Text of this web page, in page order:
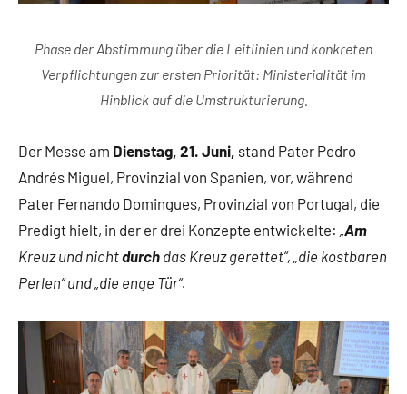
Phase der Abstimmung über die Leitlinien und konkreten
Verpflichtungen zur ersten Priorität: Ministerialität im
Hinblick auf die Umstrukturierung.
Der Messe am Dienstag, 21. Juni, stand Pater Pedro
Andrés Miguel, Provinzial von Spanien, vor, während
Pater Fernando Domingues, Provinzial von Portugal, die
Predigt hielt, in der er drei Konzepte entwickelte: „Am
Kreuz und nichtdurch das Kreuz gerettet“, „die kostbaren
Perlen“ und „die enge Tür“.